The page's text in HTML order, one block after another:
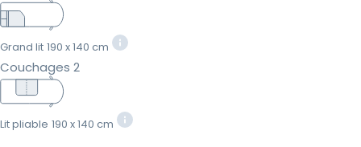
Grand lit 190 x 140 cm
Couchages 2
Lit pliable 190 x 140 cm